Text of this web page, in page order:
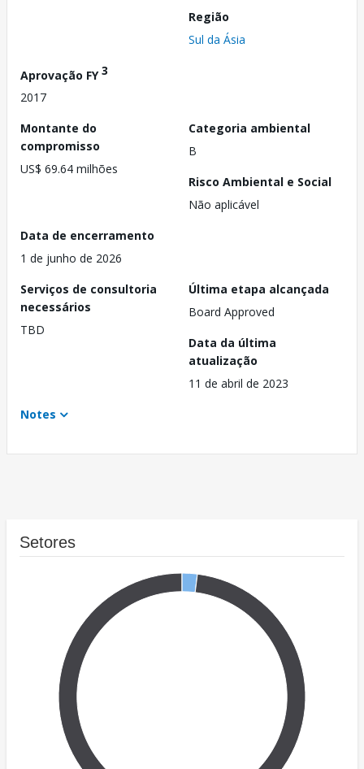
Região
Sul da Ásia
Aprovação FY3
2017
Montante do
compromisso
US$ 69.64 milhões
Categoria ambiental
B
Risco Ambiental e Social
Não aplicável
Data de encerramento
1 de junho de 2026
Serviços de consultoria
necessários
TBD
Última etapa alcançada
Board Approved
Data da última
atualização
11 de abril de 2023
Notes
Setores